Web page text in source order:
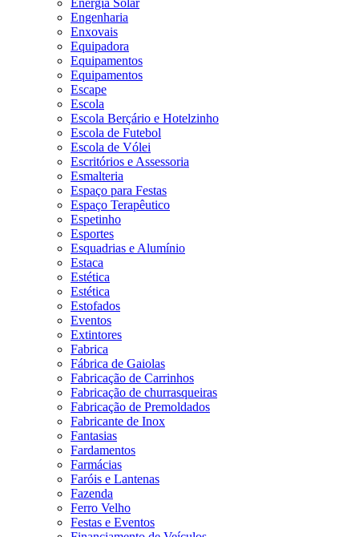
Energia Solar
Engenharia
Enxovais
Equipadora
Equipamentos
Equipamentos
Escape
Escola
Escola Berçário e Hotelzinho
Escola de Futebol
Escola de Vólei
Escritórios e Assessoria
Esmalteria
Espaço para Festas
Espaço Terapêutico
Espetinho
Esportes
Esquadrias e Alumínio
Estaca
Estética
Estética
Estofados
Eventos
Extintores
Fabrica
Fábrica de Gaiolas
Fabricação de Carrinhos
Fabricação de churrasqueiras
Fabricação de Premoldados
Fabricante de Inox
Fantasias
Fardamentos
Farmácias
Faróis e Lantenas
Fazenda
Ferro Velho
Festas e Eventos